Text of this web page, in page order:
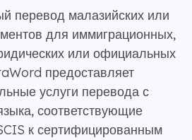
перевод малазийских или
для иммиграционных,
или официальных
предоставляет
услуги перевода с
соответствующие
к сертифицированным